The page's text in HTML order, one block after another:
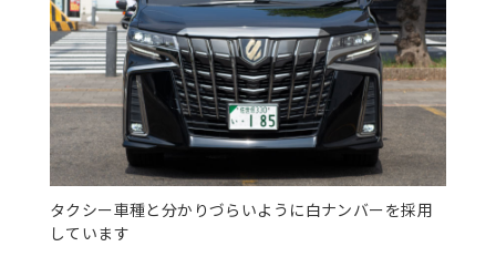
タクシー車種と分かりづらいように白ナンバーを採用
しています